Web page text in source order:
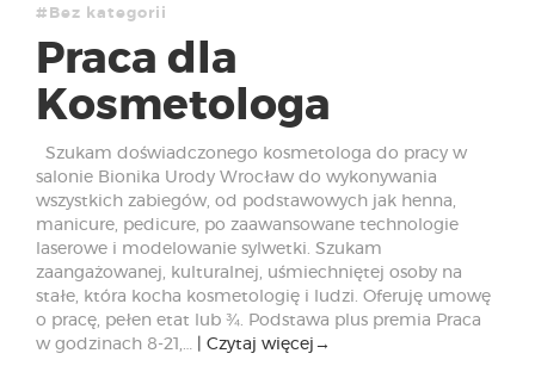
#Bez kategorii
Praca dla
Kosmetologa
Szukam doświadczonego kosmetologa do pracy w
salonie Bionika Urody Wrocław do wykonywania
wszystkich zabiegów, od podstawowych jak henna,
manicure, pedicure, po zaawansowane technologie
laserowe i modelowanie sylwetki. Szukam
zaangażowanej, kulturalnej, uśmiechniętej osoby na
stałe, która kocha kosmetologię i ludzi. Oferuję umowę
o pracę, pełen etat lub ¾. Podstawa plus premia Praca
w godzinach 8-21,…
Czytaj więcej →